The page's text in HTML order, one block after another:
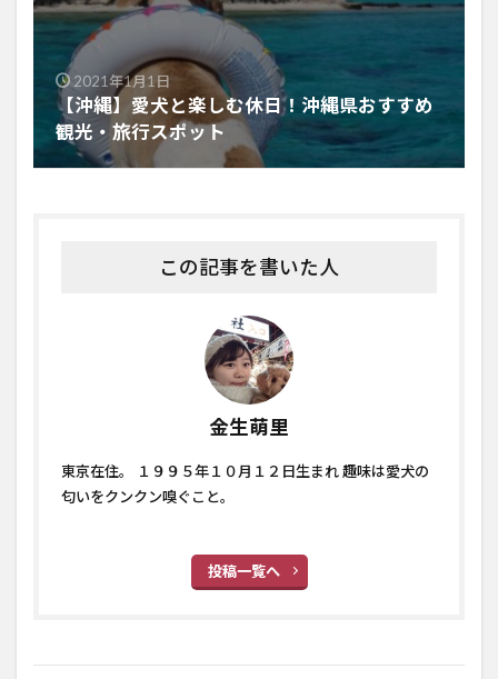
2021年1月1日
【沖縄】愛犬と楽しむ休日！沖縄県おすすめ
観光・旅行スポット
この記事を書いた人
金生萌里
東京在住。 １９９５年１０月１２日生まれ 趣味は愛犬の
匂いをクンクン嗅ぐこと。
投稿一覧へ